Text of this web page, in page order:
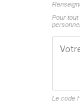
Pour tout
Le code